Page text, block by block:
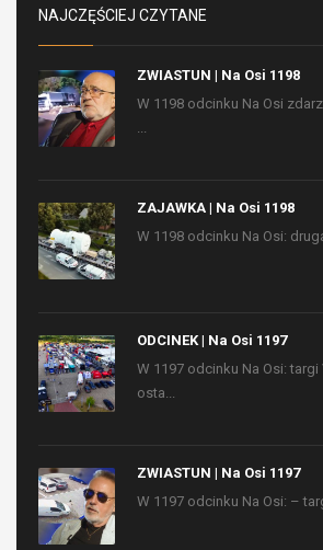
NAJCZĘŚCIEJ CZYTANE
ZWIASTUN | Na Osi 1198
W 1198 odcinku Na Osi
ZAJAWKA | Na Osi 1198
W 1198 odcinku Na Osi:
ODCINEK | Na Osi 1197
W 1197 odcinku Na Osi: targi
osta...
ZWIASTUN | Na Osi 1197
W 1197 odcinku Na Osi: –